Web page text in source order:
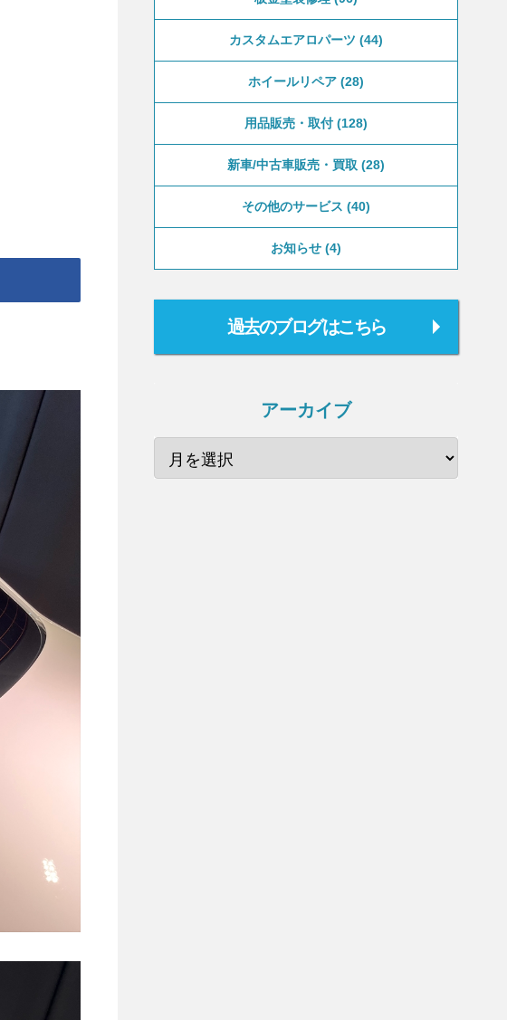
カスタムエアロパーツ 44
ホイールリペア 28
用品販売・取付 128
新車/中古車販売・買取 28
その他のサービス 40
お知らせ 4
過去のブログはこちら
アーカイブ